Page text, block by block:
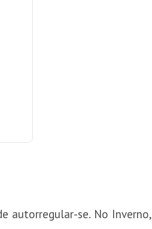
autorregular-se. No Inverno,